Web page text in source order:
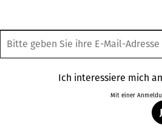
Ich interessiere mich
Mit einer